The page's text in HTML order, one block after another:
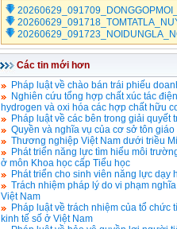
Các tin mới hơn
Pháp luật về chào bán trái phiếu
Nghiên cứu tổng hợp chất xúc tác
hydrogen và oxi hóa các hợp chất hữu
Pháp luật về các bên trong giải
Quyền và nghĩa vụ của cơ sở tôn
Thương nghiệp Việt Nam dưới triều
Phát triển năng lực tìm hiểu môi
ở môn Khoa học cấp Tiểu học
Phát triển cho sinh viên năng lực dạy
Trách nhiệm pháp lý do vi phạm
Việt Nam
Pháp luật về trách nhiệm của tổ
kinh tế số ở Việt Nam